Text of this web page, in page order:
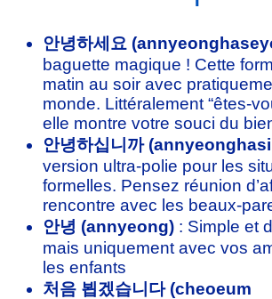
안녕하세요
baguette magique ! Cette
matin au soir avec
monde. Littéralement “êtes-
elle montre votre souci du
안녕하십니까
version ultra-polie pour les
formelles. Pensez réunion
rencontre avec les beaux-
안녕 (annyeong) : Simple et
mais uniquement avec vos
les enfants
처음 뵙겠습니다 (cheoeum